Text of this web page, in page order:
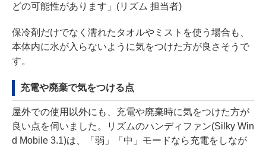
どの可能性があります」(リズム 担当者)
保冷剤だけでなく濡れたタオルやミストを使う場合も、
本体内に水が入らないように気をつけた方が良さそうで
す。
充電や廃棄で気をつける点
屋外での使用以外にも、充電や廃棄時に気をつけた方が
良い点を伺いました。リズムのハンディファン(Silky Win
d Mobile 3.1)は、「弱」「中」モードなら充電をしなが